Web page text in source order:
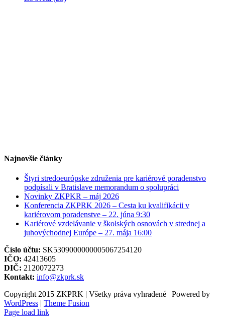
Najnovšie články
Štyri stredoeurópske združenia pre kariérové poradenstvo
podpísali v Bratislave memorandum o spolupráci
Novinky ZKPKR – máj 2026
Konferencia ZKPRK 2026 – Cesta ku kvalifikácii v
kariérovom poradenstve – 22. júna 9:30
Kariérové vzdelávanie v školských osnovách v strednej a
juhovýchodnej Európe – 27. mája 16:00
Číslo účtu: SK5309000000005067254120
IČO: 42413605
DIČ: 2120072273
Kontakt: info@zkprk.sk
Copyright 2015 ZKPRK | Všetky práva vyhradené | Powered by
WordPress | Theme Fusion
Page load link